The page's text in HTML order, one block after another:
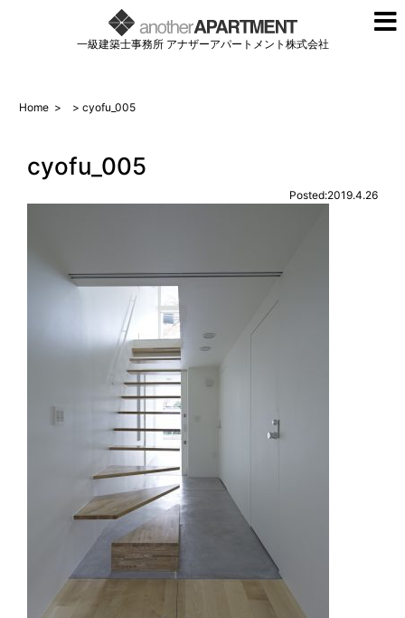
一級建築士事務所 アナザーアパートメント株式会社
Home > > cyofu_005
cyofu_005
Posted:2019.4.26